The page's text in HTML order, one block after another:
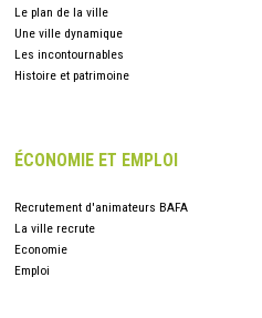
Le plan de la ville
Une ville dynamique
Les incontournables
Histoire et patrimoine
ÉCONOMIE ET EMPLOI
Recrutement d'animateurs BAFA
La ville recrute
Economie
Emploi